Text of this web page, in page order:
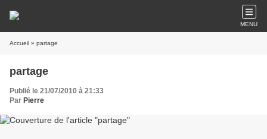
MENU
Accueil » partage
partage
Publié le 21/07/2010 à 21:33
Par Pierre